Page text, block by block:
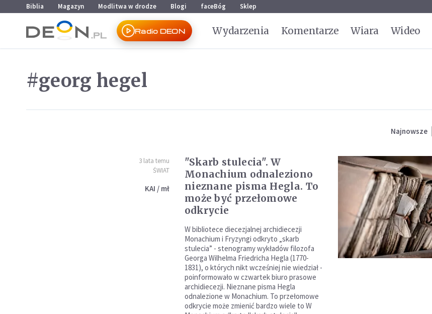
Przejdź do menu głównego
Przejdź do treści
Biblia Magazyn Modlitwa w drodze Blogi faceBóg Sklep
Radio DEON Wydarzenia Komentarze Wiara Wideo
#georg hegel
Najnowsze
3 lata temu
ŚWIAT
KAI / mł
"Skarb stulecia". W
Monachium odnaleziono
nieznane pisma Hegla. To
może być przełomowe
odkrycie
W bibliotece diecezjalnej archidiecezji
Monachium i Fryzyngi odkryto „skarb
stulecia” - stenogramy wykładów filozofa
Georga Wilhelma Friedricha Hegla (1770-
1831), o których nikt wcześniej nie wiedział -
poinformowało w czwartek biuro prasowe
archidiecezji. Nieznane pisma Hegla
odnalezione w Monachium. To przełomowe
odkrycie może zmienić bardzo wiele to W